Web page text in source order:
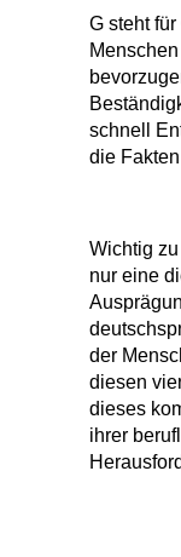
schnell
die
Wichtig zu
der
diesen
dieses
ihrer